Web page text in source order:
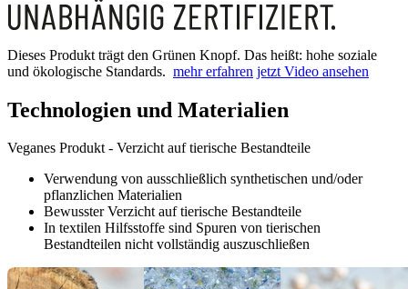
Dieses Produkt trägt den Grünen Knopf. Das heißt: hohe soziale
und ökologische Standards. mehr erfahren jetzt Video ansehen
Technologien und Materialien
Veganes Produkt - Verzicht auf tierische Bestandteile
Verwendung von ausschließlich synthetischen und/oder
pflanzlichen Materialien
Bewusster Verzicht auf tierische Bestandteile
In textilen Hilfsstoffe sind Spuren von tierischen
Bestandteilen nicht vollständig auszuschließen